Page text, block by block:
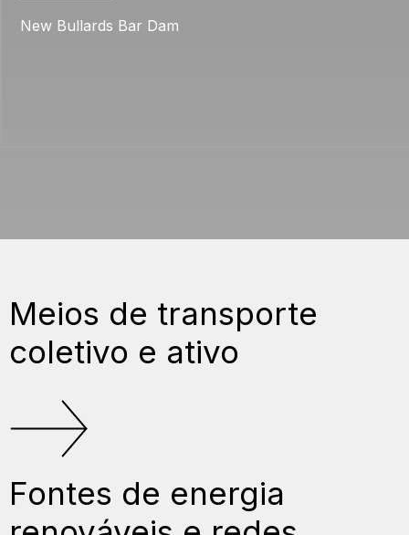
New Bullards Bar Dam
Meios de transporte
coletivo e ativo
Fontes de energia